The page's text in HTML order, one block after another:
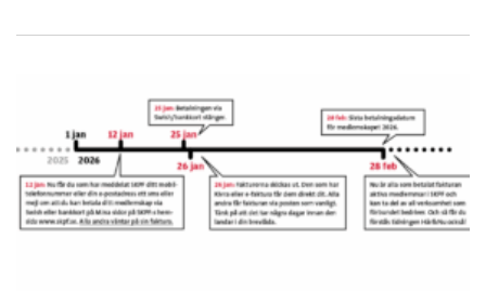
funktionalitet
baserat på
hur hemsidan